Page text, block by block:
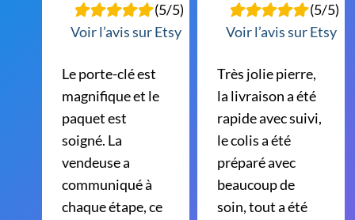
(5/5)
Voir l’avis sur Etsy
Le porte-clé est
magnifique et le
paquet est
soigné. La
vendeuse a
communiqué à
chaque étape, ce
(5/5)
Voir l’avis sur Etsy
Très jolie pierre,
la livraison a été
rapide avec suivi,
le colis a été
préparé avec
beaucoup de
soin, tout a été